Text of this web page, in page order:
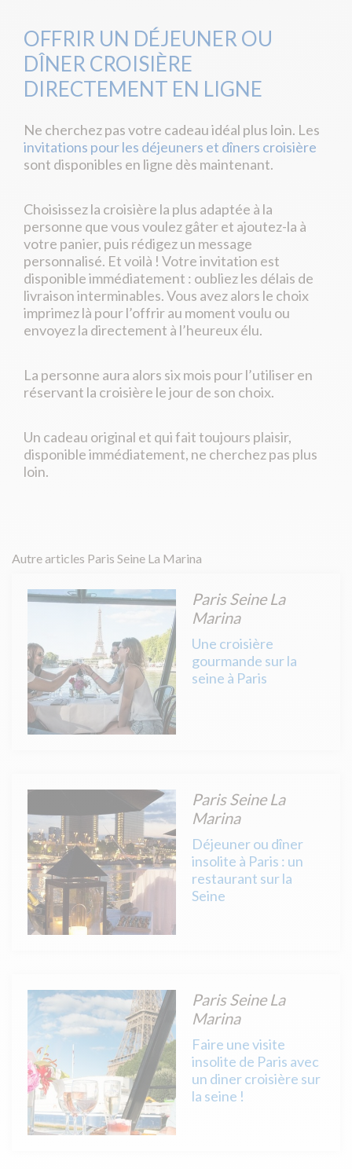
OFFRIR UN DÉJEUNER OU
DÎNER CROISIÈRE
DIRECTEMENT EN LIGNE
Ne cherchez pas votre cadeau idéal plus loin. Les
invitations pour les déjeuners et dîners croisière
sont disponibles en ligne dès maintenant.
Choisissez la croisière la plus adaptée à la
personne que vous voulez gâter et ajoutez-la à
votre panier, puis rédigez un message
personnalisé. Et voilà ! Votre invitation est
disponible immédiatement : oubliez les délais de
livraison interminables. Vous avez alors le choix
imprimez là pour l’offrir au moment voulu ou
envoyez la directement à l’heureux élu.
La personne aura alors six mois pour l’utiliser en
réservant la croisière le jour de son choix.
Un cadeau original et qui fait toujours plaisir,
disponible immédiatement, ne cherchez pas plus
loin.
Autre articles Paris Seine La Marina
Paris Seine La
Marina
Une croisière
gourmande sur la
seine à Paris
Paris Seine La
Marina
Déjeuner ou dîner
insolite à Paris : un
restaurant sur la
Seine
Paris Seine La
Marina
Faire une visite
insolite de Paris avec
un diner croisière sur
la seine !